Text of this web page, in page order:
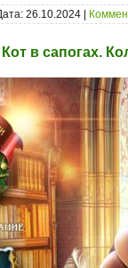
26.10.2024 |
в сапогах.